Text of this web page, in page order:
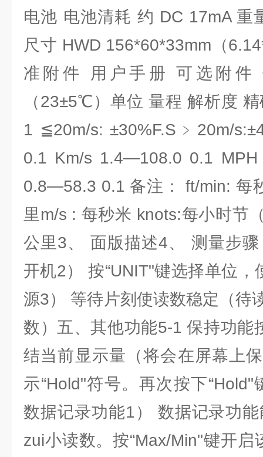
电池 电池清耗 约 DC 17mA 重
尺寸 HWD 156*60*33mm（
准附件 用户手册 可选附件
（23±5℃）单位 量程 解析度
1 ≦20m/s: ±30%F.S﹥20m/
0.1 Km/s 1.4—108.0 0.1
0.8—58.3 0.1 备注： ft/min: 每
里m/s : 每秒米 knots:每小时节
公里3、 面版描述4、 测量步骤
开机2） 按“UNIT"键选择单位，
源3） 等待片刻使读数稳定（待
数）五、其他功能5-1 保持功能
结当前显示量（将会在屏幕上
示“Hold"符号。再次按下
数据记录功能1） 数据记录功
zui小读数。按“Max/Min"键开